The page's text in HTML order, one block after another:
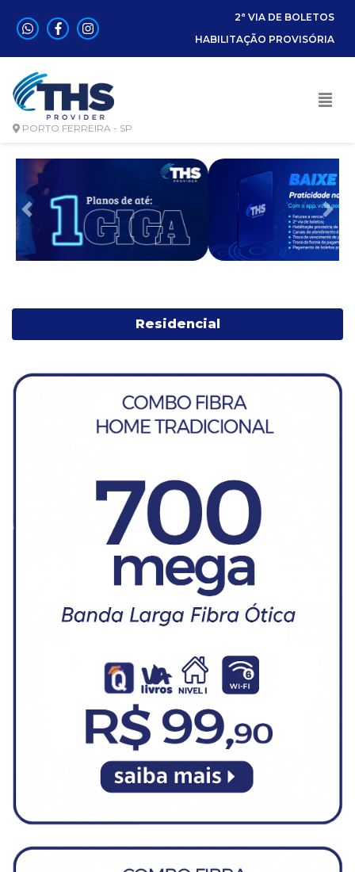
2ª VIA DE BOLETOS
HABILITAÇÃO PROVISÓRIA
PORTO FERREIRA - SP
Anterior
Residencial